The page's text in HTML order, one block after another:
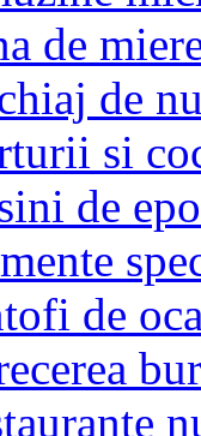
de
de
si
de
de